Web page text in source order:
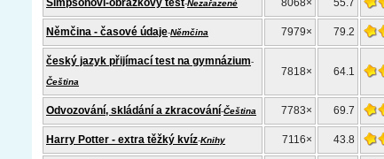
Simpsonovi-obrázkový test-Nezařazené 8068× 55.7
Němčina - časové údaje-Němčina 7979× 79.2
český jazyk přijímací test na gymnázium-
Čeština
7818× 64.1
Odvozování, skládání a zkracování-Čeština 7783× 69.7
Harry Potter - extra těžký kvíz-Knihy 7116× 43.8